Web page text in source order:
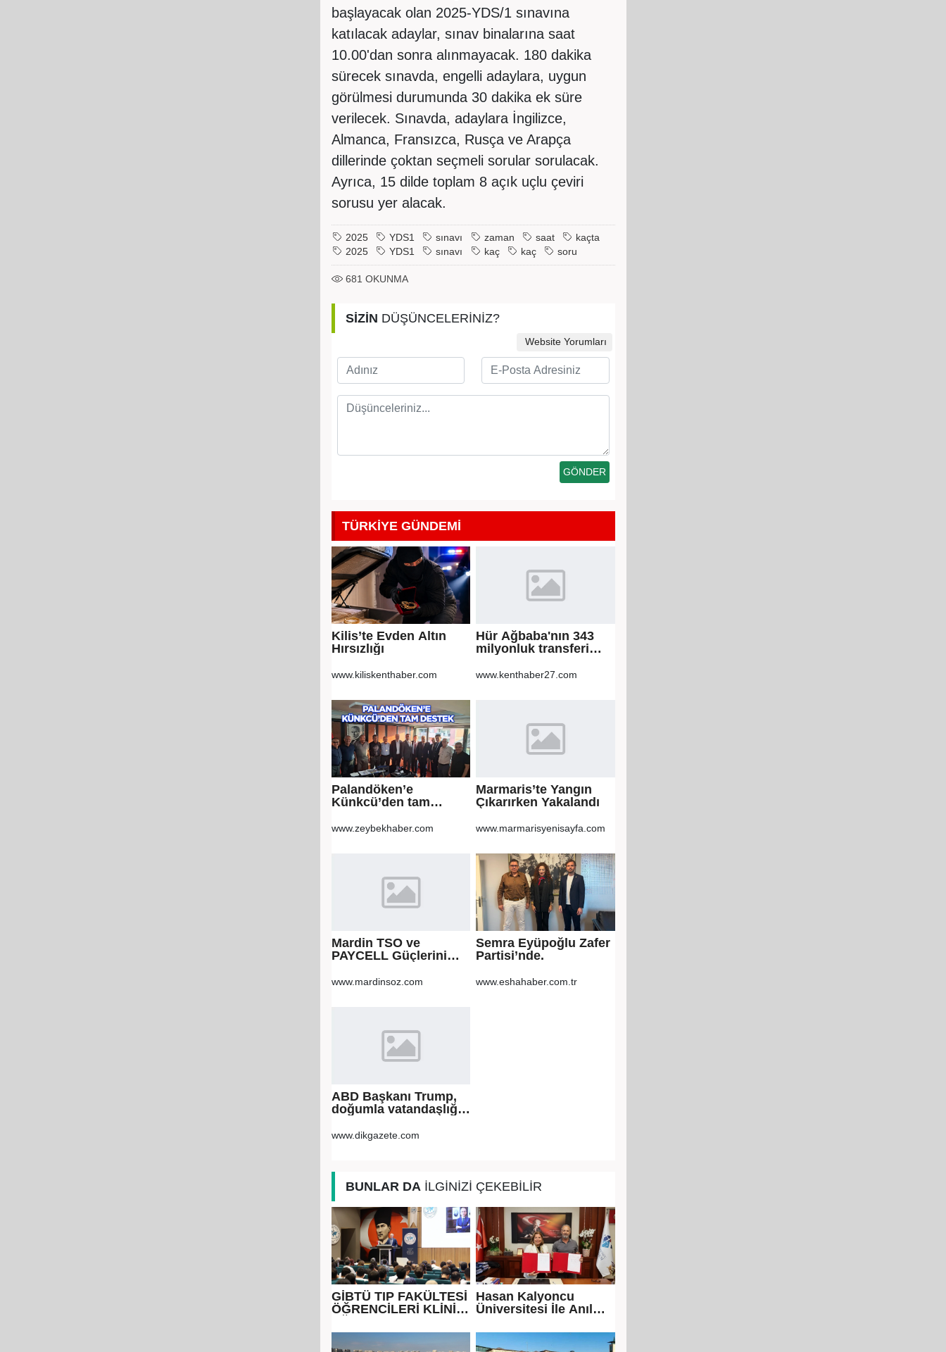
başlayacak olan 2025-YDS/1 sınavına
katılacak adaylar, sınav binalarına saat
10.00'dan sonra alınmayacak. 180 dakika
sürecek sınavda, engelli adaylara, uygun
görülmesi durumunda 30 dakika ek süre
verilecek. Sınavda, adaylara İngilizce,
Almanca, Fransızca, Rusça ve Arapça
dillerinde çoktan seçmeli sorular sorulacak.
Ayrıca, 15 dilde toplam 8 açık uçlu çeviri
sorusu yer alacak.
2025 YDS1 sınavı zaman saat
kaçta
2025
YDS1 sınavı kaç kaç soru
681 OKUNMA
SİZİN DÜŞÜNCELERİNİZ?
Website Yorumları
TÜRKİYE GÜNDEMİ
Kilis’te Evden Altın
Hırsızlığı
www.kiliskenthaber.com
Hür Ağbaba'nın 343
milyonluk transferi
Veli Ağbaba'ya
www.kenthaber27.com
Palandöken’e
Künkcü’den tam
www.zeybekhaber.com
Marmaris’te Yangın
Çıkarırken Yakalandı
www.marmarisyenisayfa.com
Mardin TSO ve
PAYCELL Güçlerini
www.mardinsoz.com
Semra Eyüpoğlu Zafer
Partisi’nde.
www.eshahaber.com.tr
ABD Başkanı Trump,
doğumla vatandaşlığa
genişleten
www.dikgazete.com
BUNLAR DAİLGİNİZİ ÇEKEBİLİR
GİBTÜ TIP FAKÜLTESİ
ÖĞRENCİLERİ KLİNİK
BAŞLADI
Hasan Kalyoncu
Üniversitesi İle Anıl
eğitim iş birliği
protokolü imzalandı